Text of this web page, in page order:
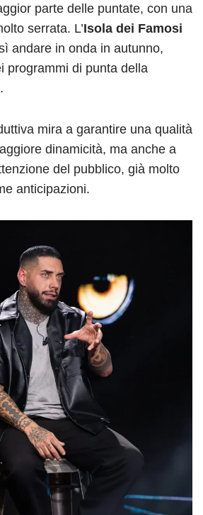
parte delle puntate, con una
serrata. L’Isola dei Famosi
andare in onda in autunno,
programmi di punta della
mira a garantire una qualità
dinamicità, ma anche a
del pubblico, già molto
anticipazioni.